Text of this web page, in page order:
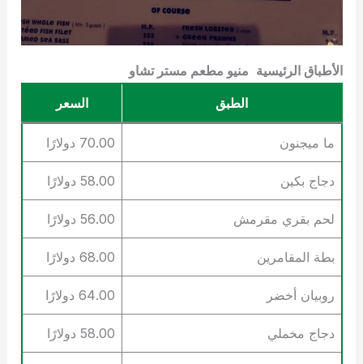
الأطباق الرئيسية منيو مطعم مستر تشاو
الطبق
السعر
ما ميجنون 70.00 دولارًا
دجاج بكين 58.00 دولارًا
لحم بقري مقرمش 56.00 دولارًا
بطة المقامرين 68.00 دولارًا
روبيان أخضر 64.00 دولارًا
دجاج مخملي 58.00 دولارًا